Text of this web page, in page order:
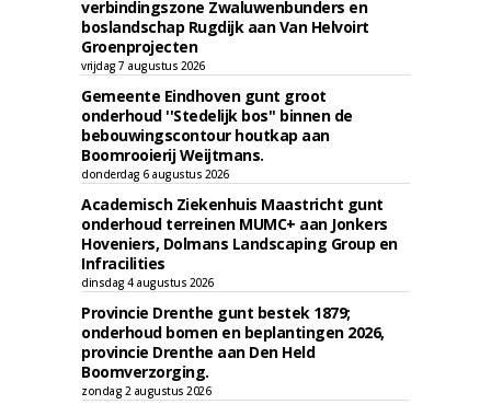
verbindingszone Zwaluwenbunders en
boslandschap Rugdijk aan Van Helvoirt
Groenprojecten
vrijdag 7 augustus 2026
Gemeente Eindhoven gunt groot
onderhoud ''Stedelijk bos'' binnen de
bebouwingscontour houtkap aan
Boomrooierij Weijtmans.
donderdag 6 augustus 2026
Academisch Ziekenhuis Maastricht gunt
onderhoud terreinen MUMC+ aan Jonkers
Hoveniers, Dolmans Landscaping Group en
Infracilities
dinsdag 4 augustus 2026
Provincie Drenthe gunt bestek 1879;
onderhoud bomen en beplantingen 2026,
provincie Drenthe aan Den Held
Boomverzorging.
zondag 2 augustus 2026